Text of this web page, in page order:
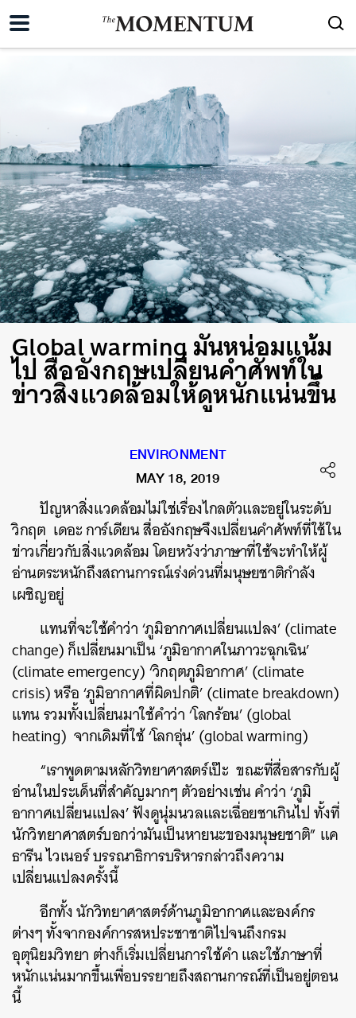
Global warming มันหน่อมแน้ม
ไป สื่ออังกฤษเปลี่ยนคำศัพท์ใน
ข่าวสิ่งแวดล้อมให้ดูหนักแน่นขึ้น
ENVIRONMENT
MAY 18, 2019
ปัญหาสิ่งแวดล้อมไม่ใช่เรื่องไกลตัวและอยู่ในระดับ
วิกฤต เดอะ การ์เดียน สื่ออังกฤษจึงเปลี่ยนคำศัพท์ที่ใช้ใน
ข่าวเกี่ยวกับสิ่งแวดล้อม โดยหวังว่าภาษาที่ใช้จะทำให้ผู้
อ่านตระหนักถึงสถานการณ์เร่งด่วนที่มนุษยชาติกำลัง
เผชิญอยู่
แทนที่จะใช้คำว่า ‘ภูมิอากาศเปลี่ยนแปลง’ (climate
change) ก็เปลี่ยนมาเป็น ‘ภูมิอากาศในภาวะฉุกเฉิน’
(climate emergency) ‘วิกฤตภูมิอากาศ’ (climate
crisis) หรือ ‘ภูมิอากาศที่ผิดปกติ’ (climate breakdown)
แทน รวมทั้งเปลี่ยนมาใช้คำว่า ‘โลกร้อน’ (global
heating) จากเดิมที่ใช้ ‘โลกอุ่น’ (global warming)
“เราพูดตามหลักวิทยาศาสตร์เป๊ะ ขณะที่สื่อสารกับผู้
อ่านในประเด็นที่สำคัญมากๆ ตัวอย่างเช่น คำว่า ‘ภูมิ
อากาศเปลี่ยนแปลง’ ฟังดูนุ่มนวลและเฉื่อยชาเกินไป ทั้งที่
นักวิทยาศาสตร์บอกว่ามันเป็นหายนะของมนุษยชาติ” แค
ธารีน ไวเนอร์ บรรณาธิการบริหารกล่าวถึงความ
เปลี่ยนแปลงครั้งนี้
อีกทั้ง นักวิทยาศาสตร์ด้านภูมิอากาศและองค์กร
ต่างๆ ทั้งจากองค์การสหประชาชาติไปจนถึงกรม
อุตุนิยมวิทยา ต่างก็เริ่มเปลี่ยนการใช้คำ และใช้ภาษาที่
หนักแน่นมากขึ้นเพื่อบรรยายถึงสถานการณ์ที่เป็นอยู่ตอน
นี้